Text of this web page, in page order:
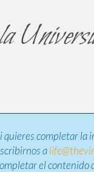
quieres completar la
a
el contenido